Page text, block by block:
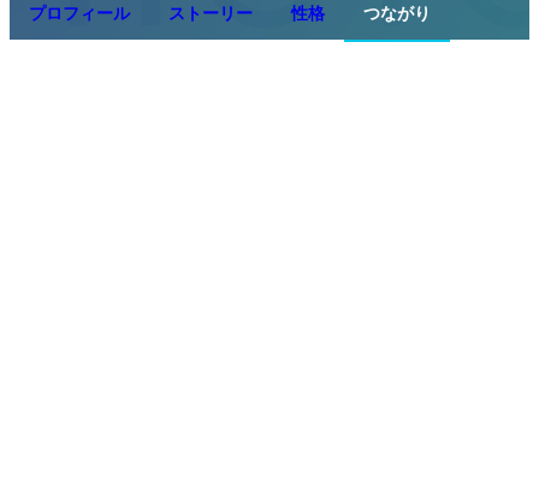
プロフィール ストーリー 性格 つながり